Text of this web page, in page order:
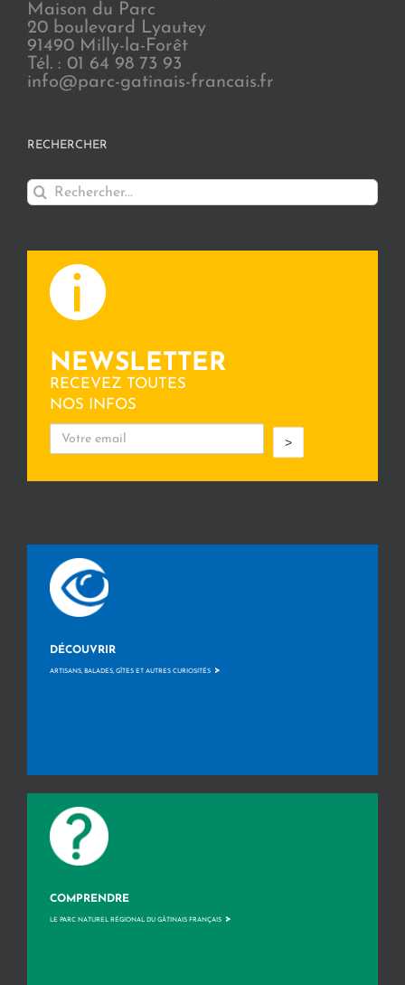
Maison du Parc
20 boulevard Lyautey
91490 Milly-la-Forêt
Tél. : 01 64 98 73 93
info@parc-gatinais-francais.fr
RECHERCHER
Rechercher:
NEWSLETTER
RECEVEZ TOUTES
NOS INFOS
>
DÉCOUVRIR
ARTISANS, BALADES, GÎTES ET AUTRES CURIOSITÉS >
COMPRENDRE
LE PARC NATUREL RÉGIONAL DU GÂTINAIS FRANÇAIS >